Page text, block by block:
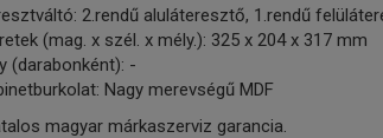
2.rendű aluláteresztő, 1.rendű
(mag. x szél. x mély.): 325 x 204 x 317 mm
(darabonként): -
Nagy merevségű MDF
magyar márkaszerviz garancia.